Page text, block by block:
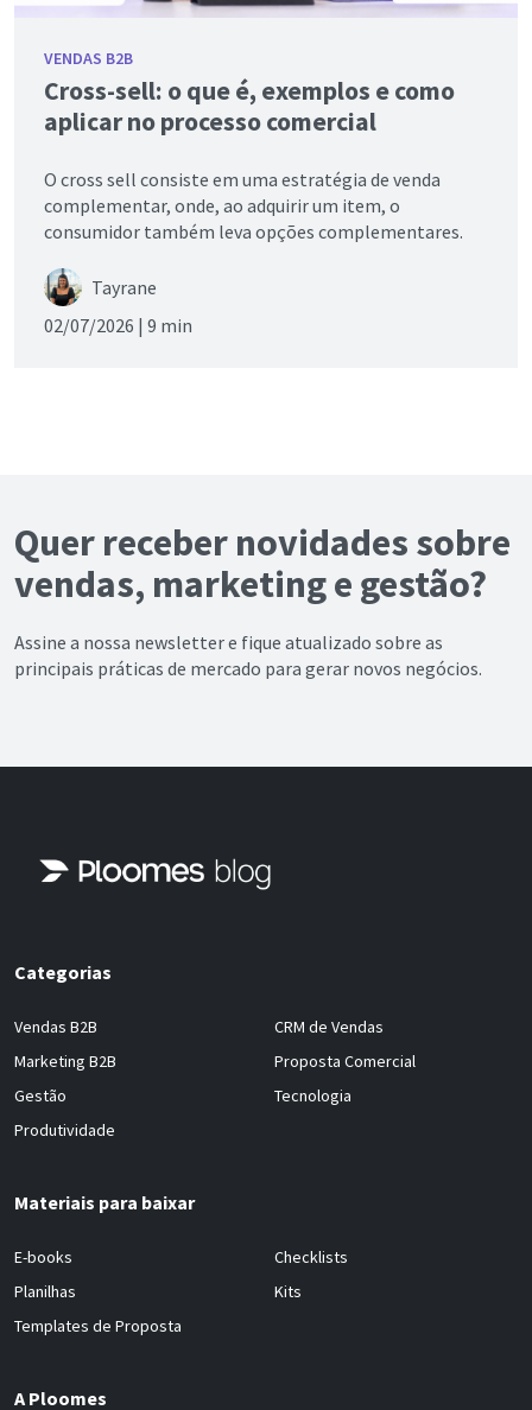
VENDAS B2B
Cross-sell: o que é, exemplos e como
aplicar no processo comercial
O cross sell consiste em uma estratégia de venda
complementar, onde, ao adquirir um item, o
consumidor também leva opções complementares.
Tayrane
02/07/2026 | 9 min
Quer receber novidades sobre
vendas, marketing e gestão?
Assine a nossa newsletter e fique atualizado sobre as
principais práticas de mercado para gerar novos negócios.
Categorias
Vendas B2B
Marketing B2B
Gestão
Produtividade
CRM de Vendas
Proposta Comercial
Tecnologia
Materiais para baixar
E-books
Planilhas
Templates de Proposta
Checklists
Kits
A Ploomes